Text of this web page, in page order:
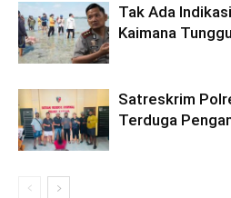
Tak Ada
Kaimana
Satreskrim
Terduga